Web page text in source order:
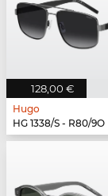
128,00 €
Hugo
HG 1338/S - R80/9O